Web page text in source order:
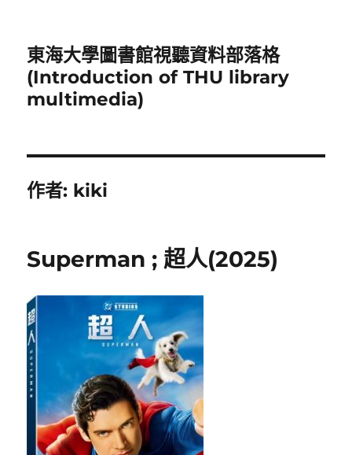
東海大學圖書館視聽資料部落格
(Introduction of THU library
multimedia)
作者: kiki
Superman ; 超人(2025)